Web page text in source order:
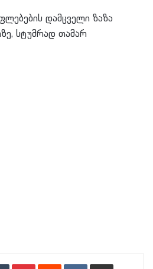
დამცველი ზაზა
სტუმრად თამარ
Tumblr PinterestReddit VKontakteShare via Email